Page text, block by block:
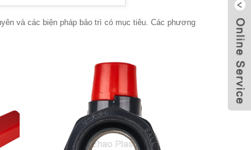
và các biện pháp bảo trì có mục tiêu. Các phương